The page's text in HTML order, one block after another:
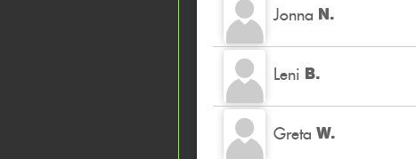
Jonna N.
Leni B.
Greta W.